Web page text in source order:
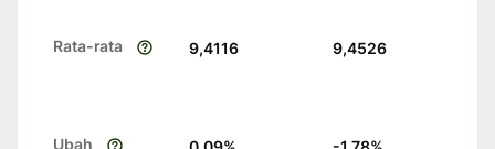
Rata-rata 9,4116 9,4526
Ubah